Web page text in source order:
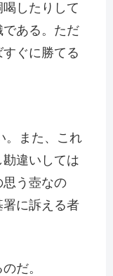
したりして
ある。ただ
ぐに勝てる
。また、これ
違いしては
う壺なの
に訴える者
だ。